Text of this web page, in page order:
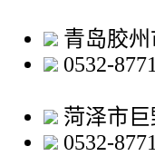
青岛胶
0532-
菏泽市
0532-